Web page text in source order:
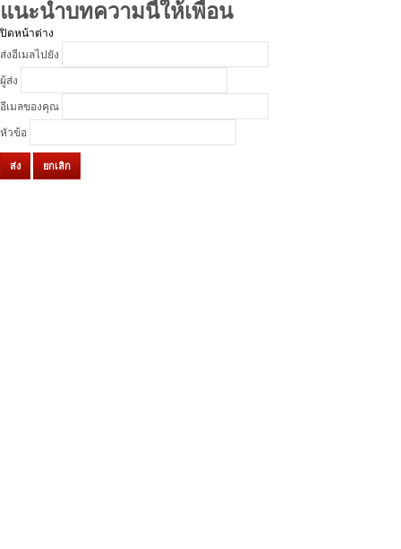
แนะนำบทความนี้ให้เพื่อน
ปิดหน้าต่าง
ส่งอีเมลไปยัง
ผู้ส่ง
อีเมลของคุณ
หัวข้อ
ส่ง ยกเลิก